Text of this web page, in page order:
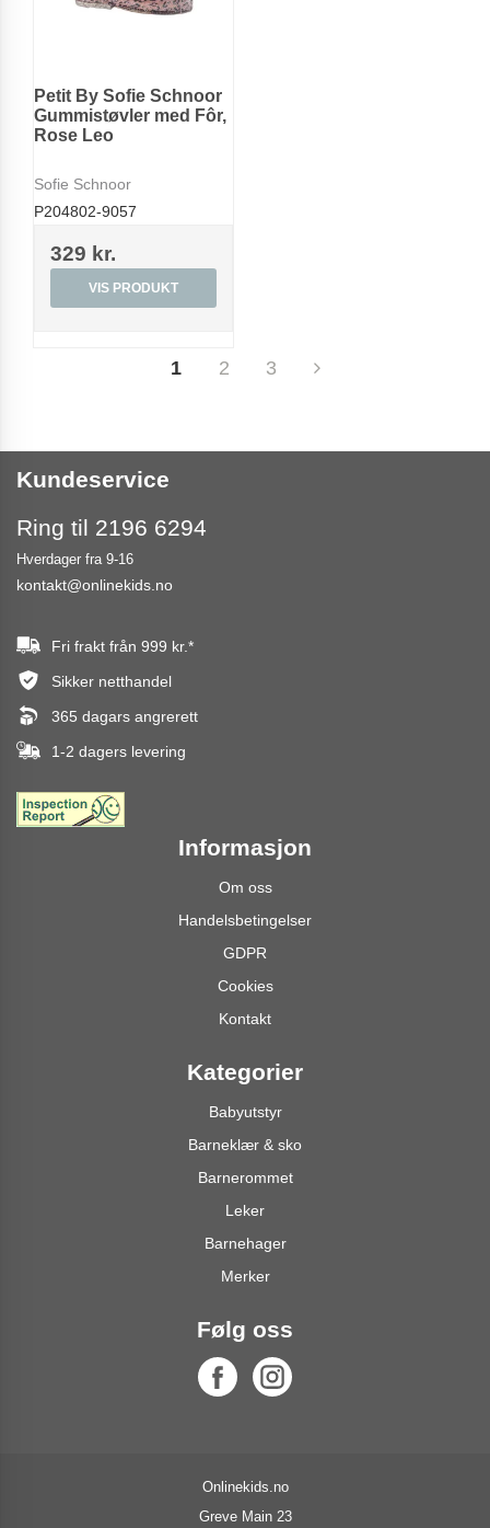
Petit By Sofie Schnoor
Gummistøvler med Fôr,
Rose Leo
Sofie Schnoor
P204802-9057
329 kr.
VIS PRODUKT
1 2 3
Kundeservice
Ring til 2196 6294
Hverdager fra 9-16
kontakt@onlinekids.no
Fri frakt från 999 kr.*
Sikker netthandel
365 dagars angrerett
1-2 dagers levering
Informasjon
Om oss
Handelsbetingelser
GDPR
Cookies
Kontakt
Kategorier
Babyutstyr
Barneklær & sko
Barnerommet
Leker
Barnehager
Merker
Følg oss
Onlinekids.no
Greve Main 23